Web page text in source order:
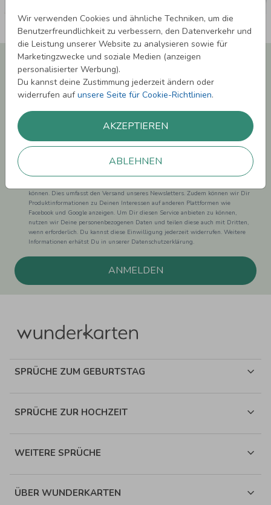
Wir verwenden Cookies und ähnliche Techniken, um die
Benutzerfreundlichkeit zu verbessern, den Datenverkehr und
die Leistung unserer Website zu analysieren sowie für
Marketingzwecke und soziale Medien (anzeigen
personalisierter Werbung).
Du kannst deine Zustimmung jederzeit ändern oder
widerrufen aufunsere Seite für Cookie-Richtlinien.
AKZEPTIEREN
ABLEHNEN
Newsletter abonnieren und 5,00 € Rabatt**
sichern!
Melde Dich zu unserem Newsletter an und bleibe auf dem
Einwilligung zur Datennutzung für Marketingzwecke: Hiermit willigst Du ein,
können. Dies umfasst den Versand unseres Newsletters. Zudem können wir Dir
Produktinformationen zu Deinen Interessen auf anderen Plattformen wie
Facebook und Google anzeigen. Um Dir diesen Service anbieten zu können,
nutzen wir Deine personenbezogenen Daten und teilen diese auch mit Dritten,
wenn erforderlich. Du kannst diese Einwilligung jederzeit widerrufen. Weitere
Informationen erhätst Du in unserer Datenschutzerklärung.
ANMELDEN
SPRÜCHE ZUM GEBURTSTAG
SPRÜCHE ZUR HOCHZEIT
WEITERE SPRÜCHE
ÜBER WUNDERKARTEN